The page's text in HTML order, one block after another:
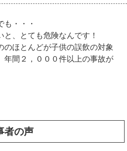
も・・・
、とても危険なんです！
のほとんどが子供の誤飲の対象
年間２，０００件以上の事故が
者の声